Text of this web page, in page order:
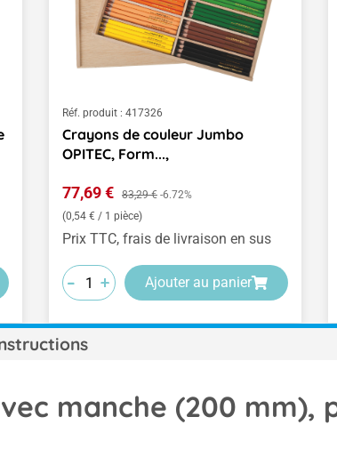
Réf. produit : 417326
Crayons de couleur Jumbo
OPITEC, Form...,
Prix de vente :
77,69 € Prix régulier :
83,29 € -6.72%
(0,54 € / 1 pièce)
Prix TTC, frais de livraison en sus
-
-
- +
+
+ Ajouter au panier
manche (200 mm),